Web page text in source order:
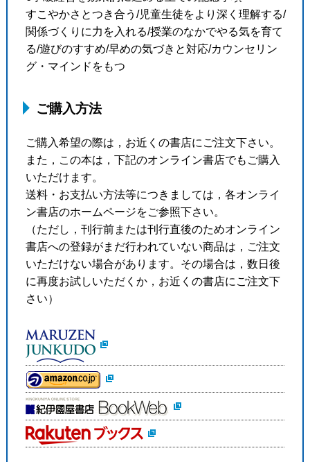
すこやかさとつき合う/児童生徒をより深く理解する/
関係づくりに力を入れる/授業のなかでやる気を育て
る/遊びのすすめ/早めの気づきと対応/カウンセリン
グ・マインドをもつ
ご購入方法
ご購入希望の際は，お近くの書店にご注文下さい。
また，この本は，下記のオンライン書店でもご購入
いただけます。
送料・お支払い方法等につきましては，各オンライ
ン書店のホームページをご参照下さい。
（ただし，刊行前または刊行直後のためオンライン
書店への登録がまだ行われていない商品は，ご注文
いただけない場合があります。その場合は，数日後
に再度お試しいただくか，お近くの書店にご注文下
さい）